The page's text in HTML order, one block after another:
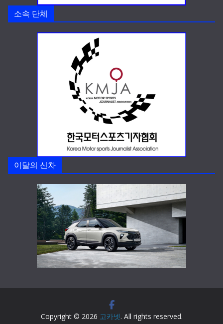
소속 단체
이달의 신차
Copyright © 2026 고카넷. All rights reserved.